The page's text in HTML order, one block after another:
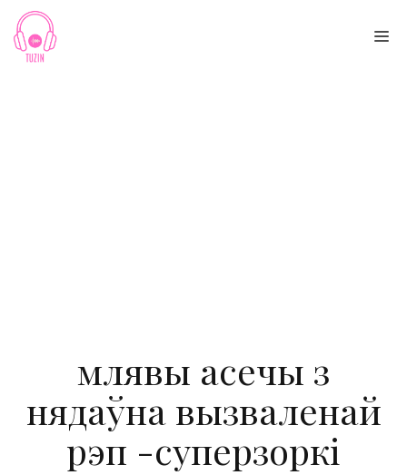
Skip
content
млявы асечы з
нядаўна вызваленай
рэп -суперзоркі